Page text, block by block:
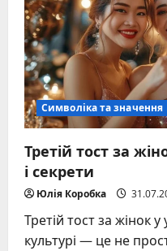
Символіка та значення
Третій тост за
і секрети
Юлія Коробка
Третій тост за жінок у
культурі — це не